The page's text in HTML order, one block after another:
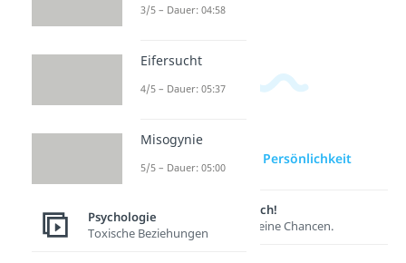
Dauer: 05:30
zur Videoseite: Persönlichkeit
Lernen lohnt sich!
Entdecke hier deine Chancen.
3/5 – Dauer: 04:58
Eifersucht
4/5 – Dauer: 05:37
Misogynie
5/5 – Dauer: 05:00
Psychologie
Toxische Beziehungen